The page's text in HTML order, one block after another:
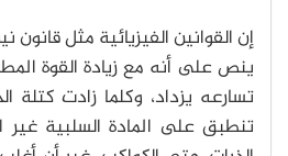
إن القوانين الفيزيائية مثل قانون
ينص على أنه مع زيادة القوة
تسارعه يزداد، وكلما زادت
تنطبق على المادة السلبية غير